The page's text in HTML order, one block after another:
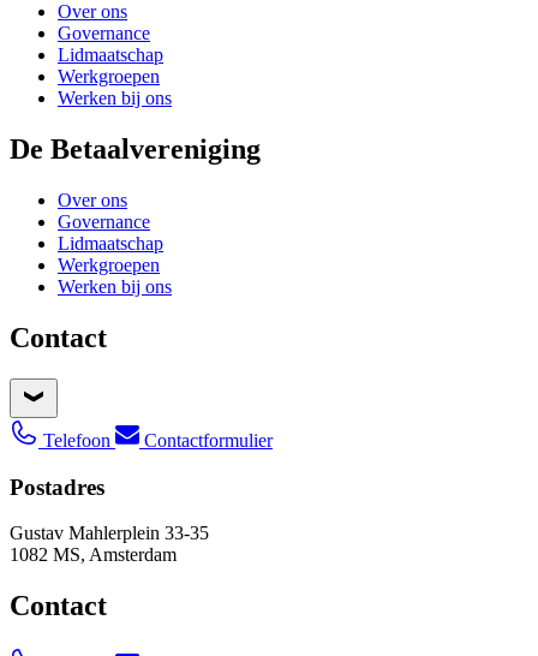
Over ons
Governance
Lidmaatschap
Werkgroepen
Werken bij ons
De Betaalvereniging
Over ons
Governance
Lidmaatschap
Werkgroepen
Werken bij ons
Contact
Telefoon Contactformulier
Postadres
Gustav Mahlerplein 33-35
1082 MS, Amsterdam
Contact